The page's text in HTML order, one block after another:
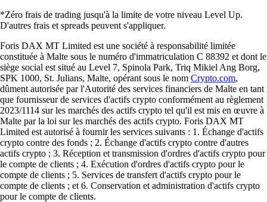
*Zéro frais de trading jusqu'à la limite de votre niveau Level Up.
D'autres frais et spreads peuvent s'appliquer.
Foris DAX MT Limited est une société à responsabilité limitée
constituée à Malte sous le numéro d'immatriculation C 88392 et dont le
siège social est situé au Level 7, Spinola Park, Triq Mikiel Ang Borg,
SPK 1000, St. Julians, Malte, opérant sous le nom Crypto.com,
dûment autorisée par l'Autorité des services financiers de Malte en tant
que fournisseur de services d'actifs crypto conformément au règlement
2023/1114 sur les marchés des actifs crypto tel qu'il est mis en œuvre à
Malte par la loi sur les marchés des actifs crypto. Foris DAX MT
Limited est autorisé à fournir les services suivants : 1. Échange d'actifs
crypto contre des fonds ; 2. Échange d'actifs crypto contre d'autres
actifs crypto ; 3. Réception et transmission d'ordres d'actifs crypto pour
le compte de clients ; 4. Exécution d'ordres d'actifs crypto pour le
compte de clients ; 5. Services de transfert d'actifs crypto pour le
compte de clients ; et 6. Conservation et administration d'actifs crypto
pour le compte de clients.